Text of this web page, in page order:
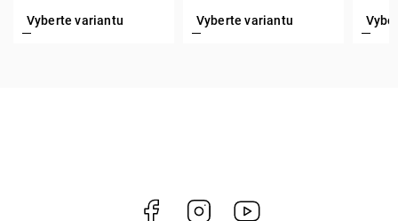
Facebook Instagram